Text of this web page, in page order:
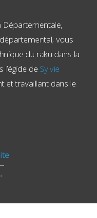
Départementale,
vous
du raku dans la
de Sylvie
et travaillant dans le